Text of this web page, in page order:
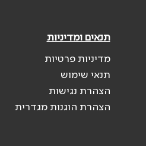
תנאים ומדיניות
מדיניות פרטיות
תנאי שימוש
הצהרת נגישות
הצהרת הוגנות מגדרית